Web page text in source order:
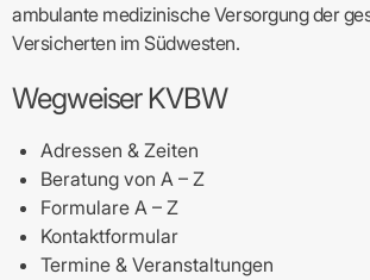
ambulante medizinische Versorgung der
Versicherten im Südwesten.
Wegweiser KVBW
Adressen & Zeiten
Beratung von A – Z
Formulare A – Z
Kontaktformular
Termine & Veranstaltungen